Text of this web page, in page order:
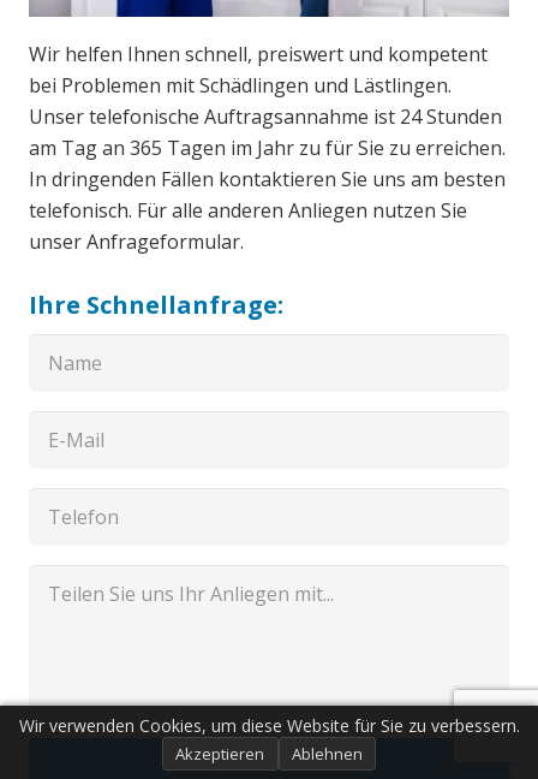
Wir helfen Ihnen schnell, preiswert und kompetent
bei Problemen mit Schädlingen und Lästlingen.
Unser telefonische Auftragsannahme ist 24 Stunden
am Tag an 365 Tagen im Jahr zu für Sie zu erreichen.
In dringenden Fällen kontaktieren Sie uns am besten
telefonisch. Für alle anderen Anliegen nutzen Sie
unser Anfrageformular.
Ihre Schnellanfrage:
Senden
Wir verwenden Cookies, um diese Website für Sie zu verbessern.
Akzeptieren Ablehnen